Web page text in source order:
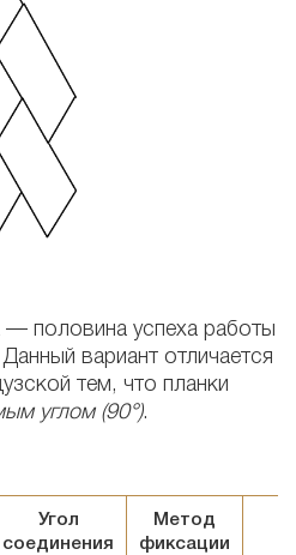
— половина успеха работы
вариант отличается
тем, что планки
углом (90°).
Угол
соединения
Метод
фиксации